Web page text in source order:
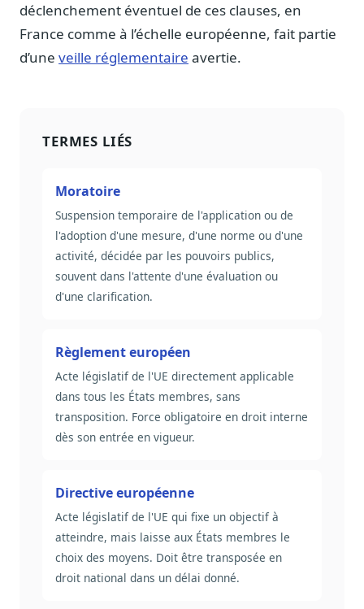
déclenchement éventuel de ces clauses, en
France comme à l’échelle européenne, fait partie
d’une veille réglementaire avertie.
TERMES LIÉS
Moratoire
Suspension temporaire de l'application ou de
l'adoption d'une mesure, d'une norme ou d'une
activité, décidée par les pouvoirs publics,
souvent dans l'attente d'une évaluation ou
d'une clarification.
Règlement européen
Acte législatif de l'UE directement applicable
dans tous les États membres, sans
transposition. Force obligatoire en droit interne
dès son entrée en vigueur.
Directive européenne
Acte législatif de l'UE qui fixe un objectif à
atteindre, mais laisse aux États membres le
choix des moyens. Doit être transposée en
droit national dans un délai donné.